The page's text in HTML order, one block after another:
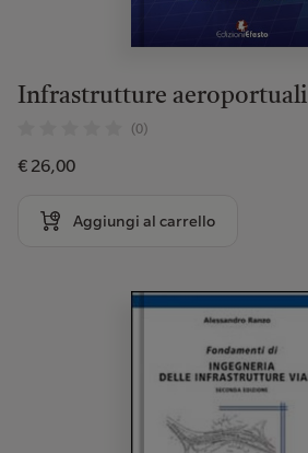
Infrastrutture aeroportuali
(0)
€ 26,00
Aggiungi al carrello